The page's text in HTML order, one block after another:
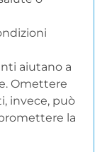
aiutano a
Omettere
invece, può
la